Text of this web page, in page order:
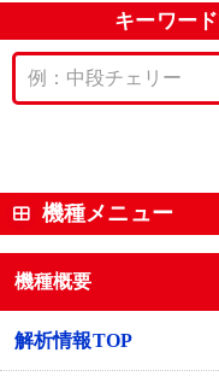
キーワー
機種メニュー
機種概要
解析情報TOP